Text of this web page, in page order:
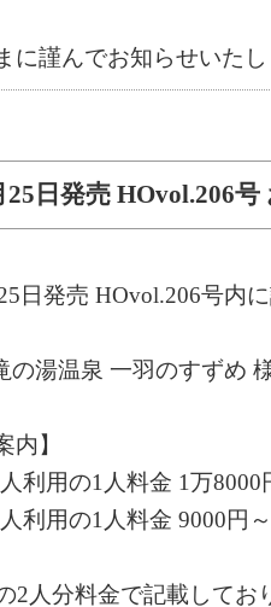
に謹んでお知らせいた
25日発売 HOvol.206
日発売 HOvol.206号内
の湯温泉 一羽のすずめ
内】
利用の1人料金 1万8000
利用の1人料金 9000円～
2人分料金で記載してお